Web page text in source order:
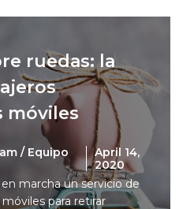
ruedas: la
móviles
/ Equipo
April 14,
2020
marcha un servicio de
para retirar